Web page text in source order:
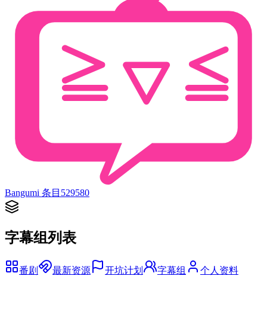
Bangumi 条目 529580
字幕组列表
番剧 最新资源 开坑计划 字幕组 个人资料